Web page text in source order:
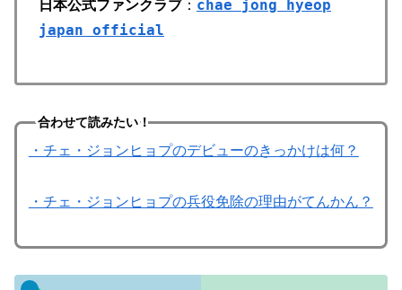
日本公式ファンクラブ ： chae jong hyeop
japan official
合わせて読みたい！
・チェ・ジョンヒョプのデビューのきっかけは何？
・チェ・ジョンヒョプの兵役免除の理由がてんかん？